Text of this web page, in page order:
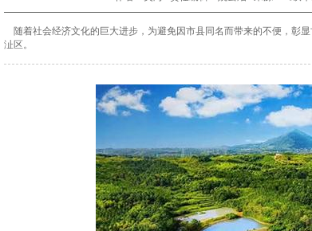
随着社会经济文化的巨大进步，为避免因市县同名而带来的不便，彰显
沚区。